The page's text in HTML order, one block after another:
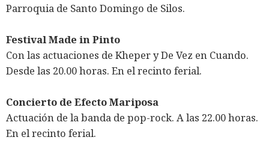
Parroquia de Santo Domingo de Silos.
Festival Made in Pinto
Con las actuaciones de Kheper y De Vez en Cuando.
Desde las 20.00 horas. En el recinto ferial.
Concierto de Efecto Mariposa
Actuación de la banda de pop-rock. A las 22.00 horas.
En el recinto ferial.